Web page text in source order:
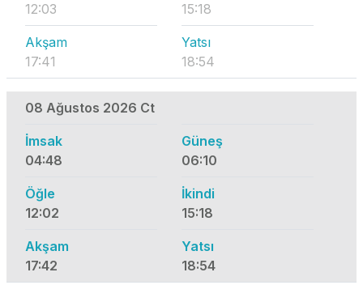
12:03
15:18
Akşam
17:41
Yatsı
18:54
08 Ağustos 2026 Ct
İmsak
04:48
Güneş
06:10
Öğle
12:02
İkindi
15:18
Akşam
17:42
Yatsı
18:54